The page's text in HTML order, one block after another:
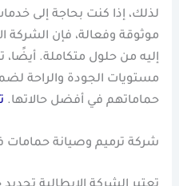
لذلك، إذا كنت بحاجة إلى
موثوقة وفعالة، فإن الشركة
إليه من حلول متكاملة.
مستويات الجودة والراحة
حماماتهم في أفضل حالاتها.
شركة ترميم وصيانة حمامات